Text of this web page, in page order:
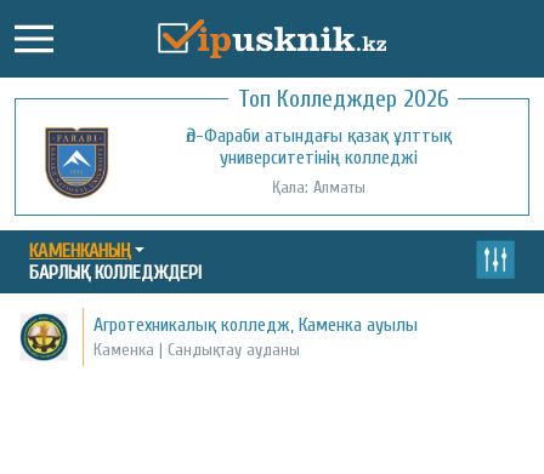
Топ Колледждер 2026
Әл-Фараби атындағы қазақ ұлттық
университетінің колледжі
Қала: Алматы
КАМЕНКАНЫҢ
БАРЛЫҚ КОЛЛЕДЖДЕРІ
Агротехникалық колледж, Каменка ауылы
Каменка | Сандықтау ауданы